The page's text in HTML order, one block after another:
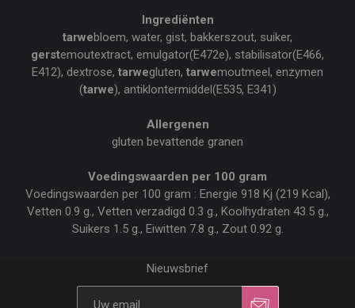
Ingrediënten
tarwebloem, water, gist, bakkerszout, suiker,
gerstemoutextract, emulgator(E472e), stabilisator(E466,
E412), dextrose, tarwegluten, tarwemoutmeel, enzymen
(tarwe), antiklontermiddel(E535, E341)
Allergenen
gluten bevattende granen
Voedingswaarden per 100 gram
Voedingswaarden per 100 gram : Energie 918 Kj (219 Kcal),
Vetten 0.9 g., Vetten verzadigd 0.3 g., Koolhydraten 43.5 g.,
Suikers 1.5 g., Eiwitten 7.8 g., Zout 0.92 g.
Nieuwsbrief